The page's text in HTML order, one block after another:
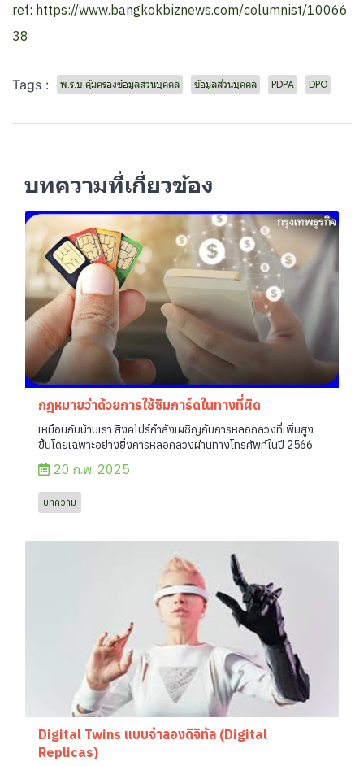
ref: https://www.bangkokbiznews.com/columnist/10066
38
Tags : พ.ร.บ.คุ้มครองข้อมูลส่วนบุคคล ข้อมูลส่วนบุคคล PDPA DPO
บทความที่เกี่ยวข้อง
กฎหมายว่าด้วยการใช้ซิมการ์ดในทางที่ผิด
เหมือนกับบ้านเรา สิงคโปร์กำลังเผชิญกับการหลอกลวงที่เพิ่มสูง
ขึ้นโดยเฉพาะอย่างยิ่งการหลอกลวงผ่านทางโทรศัพท์ในปี 2566
20 ก.พ. 2025
บทความ
Digital Twins แบบจำลองดิจิทัล (Digital
Replicas)